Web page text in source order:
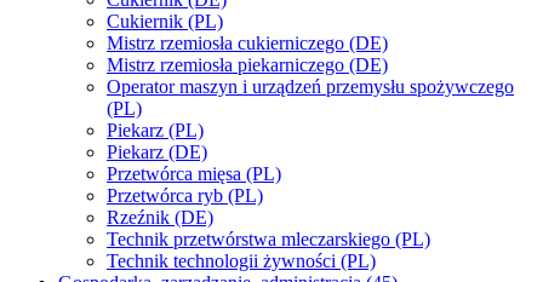
Cukiernik (PL)
Mistrz rzemiosła cukierniczego (DE)
Mistrz rzemiosła piekarniczego (DE)
Operator maszyn i urządzeń przemysłu spożywczego
(PL)
Piekarz (PL)
Piekarz (DE)
Przetwórca mięsa (PL)
Przetwórca ryb (PL)
Rzeźnik (DE)
Technik przetwórstwa mleczarskiego (PL)
Technik technologii żywności (PL)